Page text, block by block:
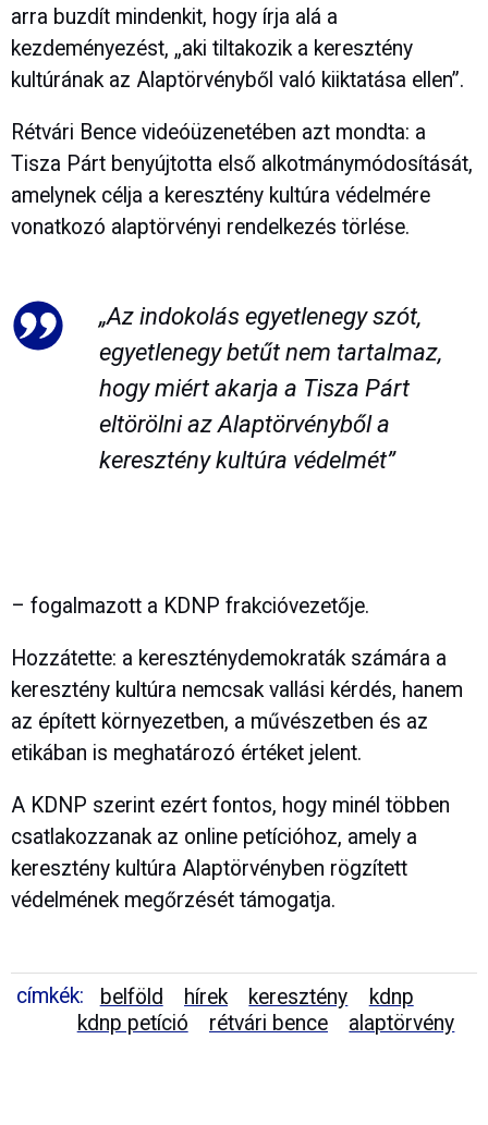
arra buzdít mindenkit, hogy írja alá a
kezdeményezést, „aki tiltakozik a keresztény
kultúrának az Alaptörvényből való kiiktatása ellen”.
Rétvári Bence videóüzenetében azt mondta: a
Tisza Párt benyújtotta első alkotmánymódosítását,
amelynek célja a keresztény kultúra védelmére
vonatkozó alaptörvényi rendelkezés törlése.
„Az indokolás egyetlenegy szót,
egyetlenegy betűt nem tartalmaz,
hogy miért akarja a Tisza Párt
eltörölni az Alaptörvényből a
keresztény kultúra védelmét”
– fogalmazott a KDNP frakcióvezetője.
Hozzátette: a kereszténydemokraták számára a
keresztény kultúra nemcsak vallási kérdés, hanem
az épített környezetben, a művészetben és az
etikában is meghatározó értéket jelent.
A KDNP szerint ezért fontos, hogy minél többen
csatlakozzanak az online petícióhoz, amely a
keresztény kultúra Alaptörvényben rögzített
védelmének megőrzését támogatja.
címkék: belföld hírek keresztény
kdnp
kdnp petíció
rétvári bence alaptörvény